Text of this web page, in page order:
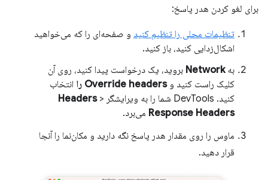
برای لغو کردن هدر پاسخ:
تنظیمات محلی را تنظیم کنید و صفحه‌ای را که می‌خواهید
اشکال‌زدایی کنید، باز کنید.
بهNetwork بروید، یک درخواست پیدا کنید، روی آن
کلیک راست کنید وOverride headers را
انتخاب
کنید. DevTools شما را به ویرایشگر
Headers>
Response Headers می‌برد.
ماوس را روی مقدار هدر پاسخ نگه دارید و مکان‌نما را آنجا
قرار دهید.